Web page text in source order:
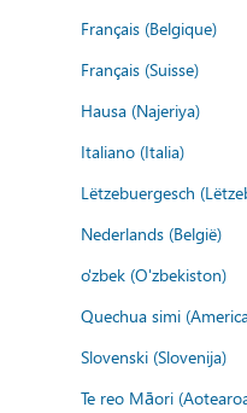
Français (Belgique)
Français (Suisse)
Hausa (Najeriya)
Italiano (Italia)
Lëtzebuergesch
Nederlands (België)
o'zbek (O'zbekiston)
Quechua simi
Slovenski (Slovenija)
Te reo Māori